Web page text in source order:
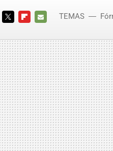
MAIL
TEMAS